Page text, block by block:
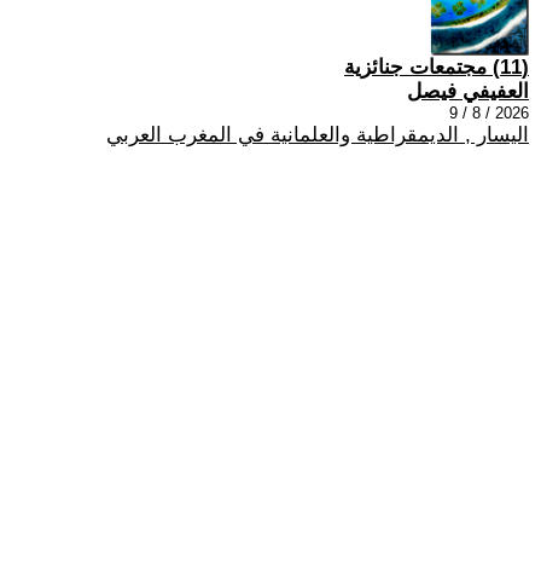
(11) مجتمعات جنائزية
العفيفي فيصل
2026 / 8 / 9
اليسار , الديمقراطية والعلمانية في المغرب العربي